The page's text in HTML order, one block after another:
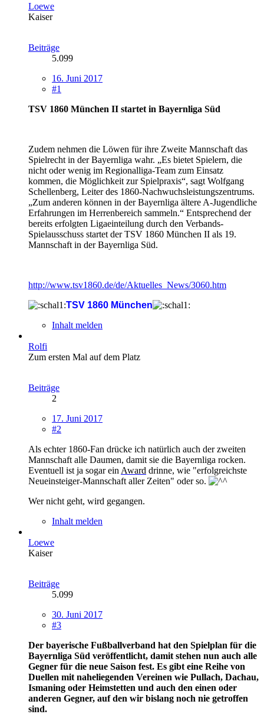
Loewe
Kaiser
Beiträge
5.099
16. Juni 2017
#1
TSV 1860 München II startet in Bayernliga Süd
Zudem nehmen die Löwen für ihre Zweite Mannschaft das
Spielrecht in der Bayernliga wahr. „Es bietet Spielern, die
nicht oder wenig im Regionalliga-Team zum Einsatz
kommen, die Möglichkeit zur Spielpraxis“, sagt Wolfgang
Schellenberg, Leiter des 1860-Nachwuchsleistungszentrums.
„Zum anderen können in der Bayernliga ältere A-Jugendliche
Erfahrungen im Herrenbereich sammeln.“ Entsprechend der
bereits erfolgten Ligaeinteilung durch den Verbands-
Spielausschuss startet der TSV 1860 München II als 19.
Mannschaft in der Bayernliga Süd.
http://www.tsv1860.de/de/Aktuelles_News/3060.htm
TSV 1860 München
Inhalt melden
Rolfi
Zum ersten Mal auf dem Platz
Beiträge
2
17. Juni 2017
#2
Als echter 1860-Fan drücke ich natürlich auch der zweiten
Mannschaft alle Daumen, damit sie die Bayernliga rocken.
Eventuell ist ja sogar ein Award drinne, wie "erfolgreichste
Neueinsteiger-Mannschaft aller Zeiten" oder so.
Wer nicht geht, wird gegangen.
Inhalt melden
Loewe
Kaiser
Beiträge
5.099
30. Juni 2017
#3
Der bayerische Fußballverband hat den Spielplan für die
Bayernliga Süd veröffentlicht, damit stehen nun auch alle
Gegner für die neue Saison fest. Es gibt eine Reihe von
Duellen mit naheliegenden Vereinen wie Pullach, Dachau,
Ismaning oder Heimstetten und auch den einen oder
anderen Gegner, auf den wir bislang noch nie getroffen
sind.